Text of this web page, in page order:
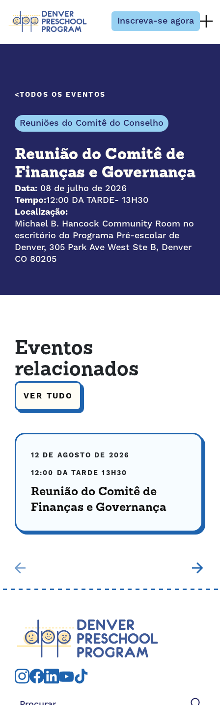
Inscreva-se agora
TODOS OS EVENTOS
Reuniões do Comitê do Conselho
Reunião do Comitê de
Finanças e Governança
Data: 08 de julho de 2026
Tempo:12:00 DA TARDE- 13H30
Localização:
Michael B. Hancock Community Room no
escritório do Programa Pré-escolar de
Denver, 305 Park Ave West Ste B, Denver
CO 80205
Eventos
relacionados
VER TUDO
12 DE AGOSTO DE 2026
12:00 DA TARDE 13H30
Reunião do Comitê de
Finanças e Governança
Procurar: